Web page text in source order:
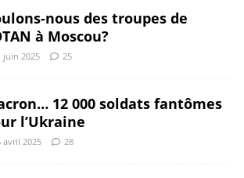
nous des troupes de
à Moscou?
juin 2025 25
12 000 soldats fantômes
l’Ukraine
avril 2025 28